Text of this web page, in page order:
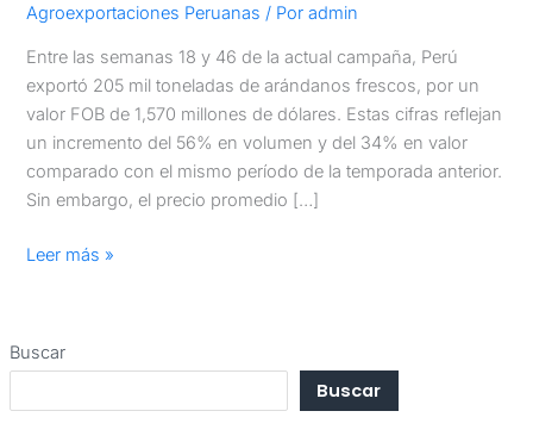
Agroexportaciones Peruanas / Poradmin
Entre las semanas 18 y 46 de la actual campaña, Perú
exportó 205 mil toneladas de arándanos frescos, por un
valor FOB de 1,570 millones de dólares. Estas cifras reflejan
un incremento del 56% en volumen y del 34% en valor
comparado con el mismo período de la temporada anterior.
Sin embargo, el precio promedio […]
Leer más »
Buscar
Buscar